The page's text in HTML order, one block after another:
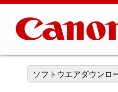
ソフトウエアダウンロ